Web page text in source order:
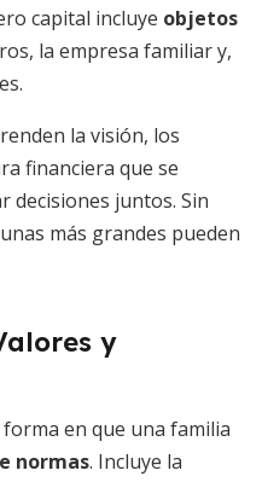
capital incluye objetos
la empresa familiar y,
la visión, los
financiera que se
decisiones juntos. Sin
más grandes pueden
y
en que una familia
normas. Incluye la